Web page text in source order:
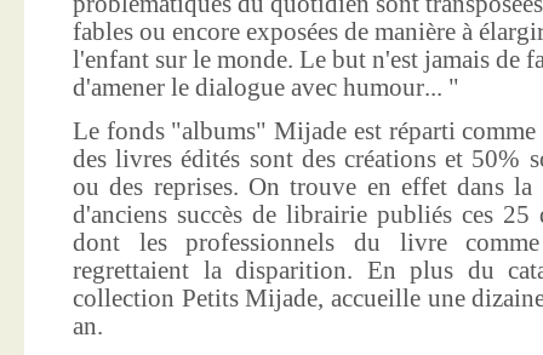
fables ou encore exposées de manière à
l'enfant sur le monde. Le but n'est jamais de
d'amener le dialogue avec humour... "
Le fonds "albums" Mijade est réparti
des livres édités sont des créations et 50%
ou des reprises. On trouve en effet dans
d'anciens succès de librairie publiés ces 25
dont les professionnels du livre
regrettaient la disparition. En plus du
collection Petits Mijade, accueille une
an.